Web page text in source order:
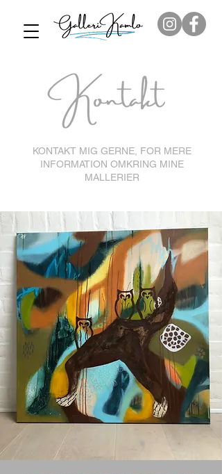
KONTAKT MIG GERNE, FOR MERE
INFORMATION OMKRING MINE
MALLERIER